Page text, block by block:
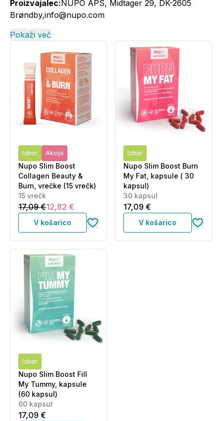
Proizvajalec:NUPO APS, Midtager 29, DK-2605
Brøndby,info@nupo.com
Pokaži več
Izbor Akcija
Nupo Slim Boost
Collagen Beauty &
Burn, vrečke (15 vrečk)
15 vrečk
17,09 €12,82 €
V košarico
Izbor
Nupo Slim Boost Burn
My Fat, kapsule ( 30
kapsul)
30 kapsul
17,09 €
V košarico
Izbor
Nupo Slim Boost Fill
My Tummy, kapsule
(60 kapsul)
60 kapsul
17,09 €